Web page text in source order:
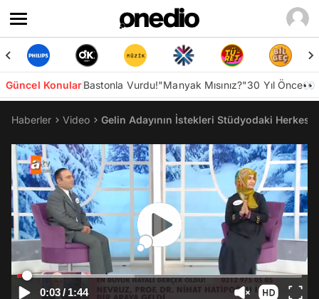
Güncel KonularBastonla Vurdu!"Manyak Mısınız?"30 Yıl Önce👀
Haberler Video Gelin Adayının İstekleri Stüdyodaki Herkesi
0:03/ 1:44